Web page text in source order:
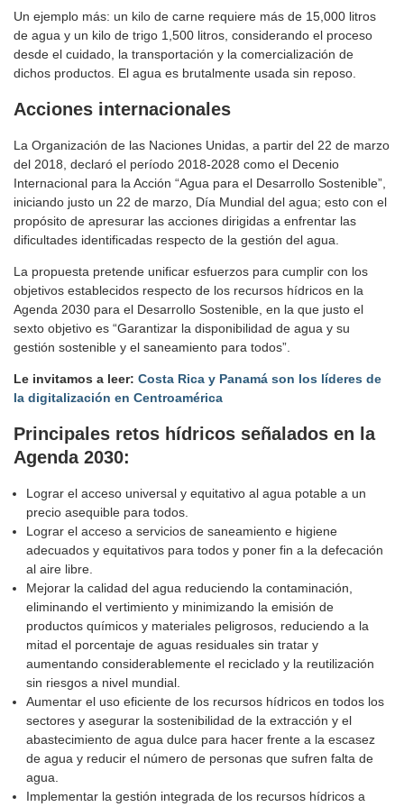
Un ejemplo más: un kilo de carne requiere más de 15,000 litros
de agua y un kilo de trigo 1,500 litros, considerando el proceso
desde el cuidado, la transportación y la comercialización de
dichos productos. El agua es brutalmente usada sin reposo.
Acciones internacionales
La Organización de las Naciones Unidas, a partir del 22 de marzo
del 2018, declaró el período 2018-2028 como el Decenio
Internacional para la Acción “Agua para el Desarrollo Sostenible”,
iniciando justo un 22 de marzo, Día Mundial del agua; esto con el
propósito de apresurar las acciones dirigidas a enfrentar las
dificultades identificadas respecto de la gestión del agua.
La propuesta pretende unificar esfuerzos para cumplir con los
objetivos establecidos respecto de los recursos hídricos en la
Agenda 2030 para el Desarrollo Sostenible, en la que justo el
sexto objetivo es “Garantizar la disponibilidad de agua y su
gestión sostenible y el saneamiento para todos”.
Le invitamos a leer: Costa Rica y Panamá son los líderes de
la digitalización en Centroamérica
Principales retos hídricos señalados en la
Agenda 2030:
Lograr el acceso universal y equitativo al agua potable a un
precio asequible para todos.
Lograr el acceso a servicios de saneamiento e higiene
adecuados y equitativos para todos y poner fin a la defecación
al aire libre.
Mejorar la calidad del agua reduciendo la contaminación,
eliminando el vertimiento y minimizando la emisión de
productos químicos y materiales peligrosos, reduciendo a la
mitad el porcentaje de aguas residuales sin tratar y
aumentando considerablemente el reciclado y la reutilización
sin riesgos a nivel mundial.
Aumentar el uso eficiente de los recursos hídricos en todos los
sectores y asegurar la sostenibilidad de la extracción y el
abastecimiento de agua dulce para hacer frente a la escasez
de agua y reducir el número de personas que sufren falta de
agua.
Implementar la gestión integrada de los recursos hídricos a